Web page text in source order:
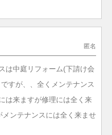
匿名
は中庭リフォーム(下請け会
すが、、全くメンテナンス
は来ますが修理には全く来
ンテナンスには全く来ませ